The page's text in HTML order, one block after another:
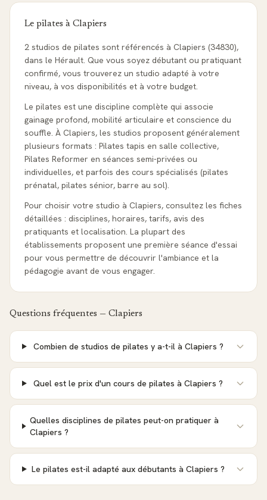
Le pilates à Clapiers
2 studios de pilates sont référencés à Clapiers (34830),
dans le Hérault. Que vous soyez débutant ou pratiquant
confirmé, vous trouverez un studio adapté à votre
niveau, à vos disponibilités et à votre budget.
Le pilates est une discipline complète qui associe
gainage profond, mobilité articulaire et conscience du
souffle. À Clapiers, les studios proposent généralement
plusieurs formats : Pilates tapis en salle collective,
Pilates Reformer en séances semi-privées ou
individuelles, et parfois des cours spécialisés (pilates
prénatal, pilates sénior, barre au sol).
Pour choisir votre studio à Clapiers, consultez les fiches
détaillées : disciplines, horaires, tarifs, avis des
pratiquants et localisation. La plupart des
établissements proposent une première séance d'essai
pour vous permettre de découvrir l'ambiance et la
pédagogie avant de vous engager.
Questions fréquentes — Clapiers
Combien de studios de pilates y a-t-il à Clapiers ?
Quel est le prix d'un cours de pilates à Clapiers ?
Quelles disciplines de pilates peut-on pratiquer à
Clapiers ?
Le pilates est-il adapté aux débutants à Clapiers ?